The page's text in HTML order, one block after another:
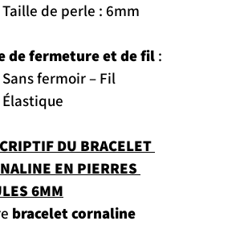
Taille de perle : 6mm
de fermeture et de fil :
Sans fermoir – Fil
Élastique
DU BRACELET
EN PIERRES
6MM
bracelet cornaline